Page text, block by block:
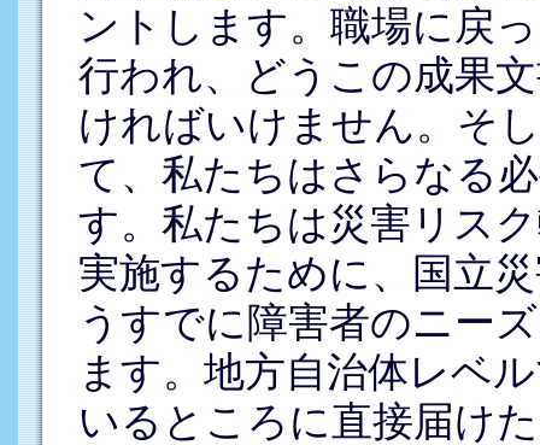
ントします。職場に戻
行われ、どうこの成果
ければいけません。そ
て、私たちはさらなる
す。私たちは災害リス
実施するために、国立
うすでに障害者のニー
ます。地方自治体レベ
いるところに直接届け